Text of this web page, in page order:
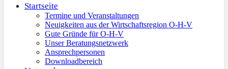
Startseite
Termine und Veranstaltungen
Neuigkeiten aus der Wirtschaftsregion O-H-V
Gute Gründe für O-H-V
Unser Beratungsnetzwerk
Ansprechpersonen
Downloadbereich